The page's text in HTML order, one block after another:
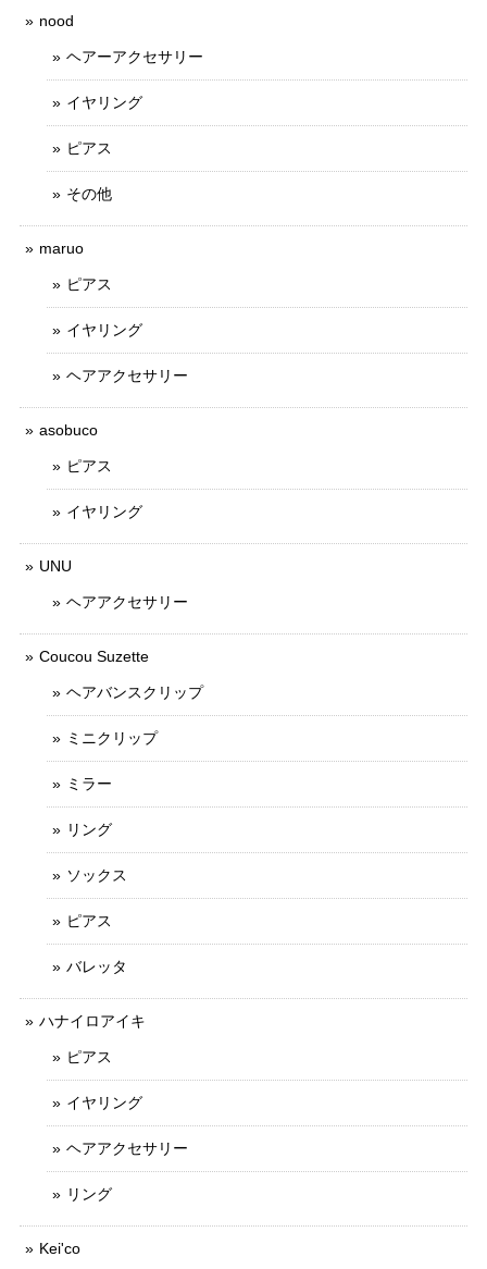
nood
ヘアーアクセサリー
イヤリング
ピアス
その他
maruo
ピアス
イヤリング
ヘアアクセサリー
asobuco
ピアス
イヤリング
UNU
ヘアアクセサリー
Coucou Suzette
ヘアバンスクリップ
ミニクリップ
ミラー
リング
ソックス
ピアス
バレッタ
ハナイロアイキ
ピアス
イヤリング
ヘアアクセサリー
リング
Kei'co